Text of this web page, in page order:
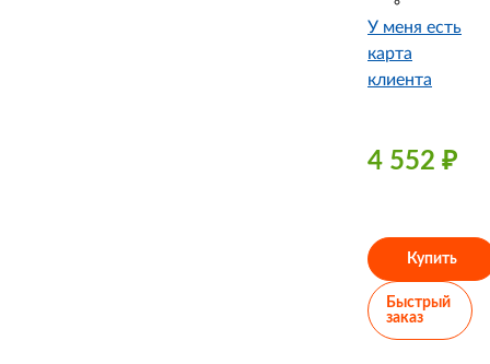
У меня есть
карта
клиента
4 552 ₽
Купить
Быстрый
заказ